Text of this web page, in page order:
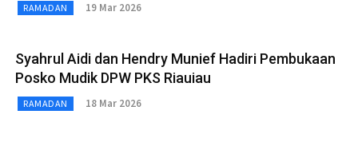
RAMADAN 19 Mar 2026
Syahrul Aidi dan Hendry Munief Hadiri Pembukaan
Posko Mudik DPW PKS Riauiau
RAMADAN 18 Mar 2026